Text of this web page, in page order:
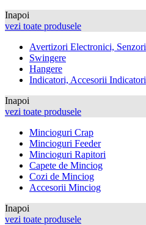
Inapoi
vezi toate produsele
Avertizori Electronici, Senzori
Swingere
Hangere
Indicatori, Accesorii Indicatori
Inapoi
vezi toate produsele
Mincioguri Crap
Mincioguri Feeder
Mincioguri Rapitori
Capete de Minciog
Cozi de Minciog
Accesorii Minciog
Inapoi
vezi toate produsele